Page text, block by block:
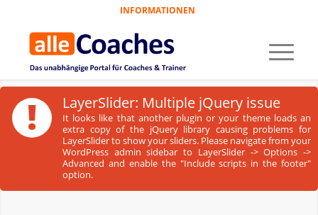
INFORMATIONEN
! LayerSlider: Multiple jQuery issue
It looks like that another plugin or your theme loads an
extra copy of the jQuery library causing problems for
LayerSlider to show your sliders. Please navigate from your
WordPress admin sidebar to LayerSlider -> Options ->
Advanced and enable the "Include scripts in the footer"
option.